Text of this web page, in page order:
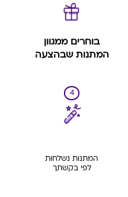
בוחרים ממגוון
המתנות שבהצעה
4
המתנות נשלחות
לפי בקשתך